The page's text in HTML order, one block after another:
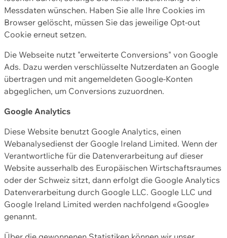
Messdaten wünschen. Haben Sie alle Ihre Cookies im
Browser gelöscht, müssen Sie das jeweilige Opt-out
Cookie erneut setzen.
Die Webseite nutzt "erweiterte Conversions" von Google
Ads. Dazu werden verschlüsselte Nutzerdaten an Google
übertragen und mit angemeldeten Google-Konten
abgeglichen, um Conversions zuzuordnen.
Google Analytics
Diese Website benutzt Google Analytics, einen
Webanalysedienst der Google Ireland Limited. Wenn der
Verantwortliche für die Datenverarbeitung auf dieser
Website ausserhalb des Europäischen Wirtschaftsraumes
oder der Schweiz sitzt, dann erfolgt die Google Analytics
Datenverarbeitung durch Google LLC. Google LLC und
Google Ireland Limited werden nachfolgend «Google»
genannt.